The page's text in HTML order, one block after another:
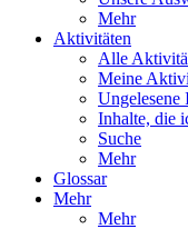
Mehr
Aktivitäten
Alle
Meine
Ungelesene
Inhalte, die
Suche
Mehr
Glossar
Mehr
Mehr